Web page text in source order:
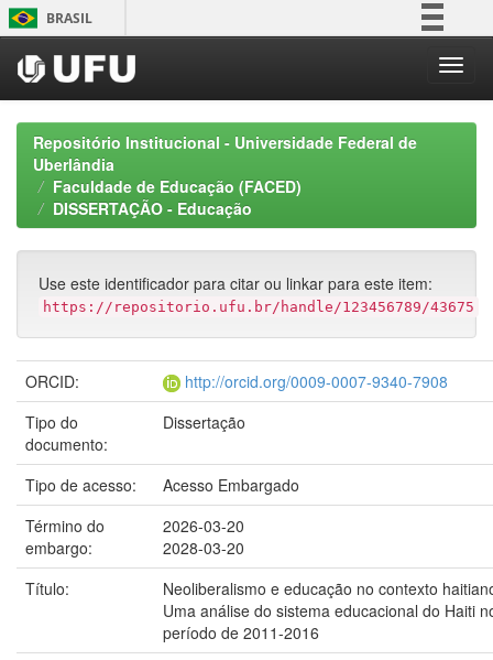
Skip
navigation
BRASIL
Participe
Acesso à informação
Repositório Institucional - Universidade Federal de
Uberlândia
Faculdade de Educação (FACED)
DISSERTAÇÃO - Educação
Use este identificador para citar ou linkar para este item:
https://repositorio.ufu.br/handle/123456789/43675
ORCID:
http://orcid.org/0009-0007-9340-7908
Tipo do
documento:
Dissertação
Tipo de acesso:
Acesso Embargado
Término do
embargo:
2026-03-20
2028-03-20
Título:
Neoliberalismo e educação no contexto
Uma análise do sistema educacional do Haiti
período de 2011-2016